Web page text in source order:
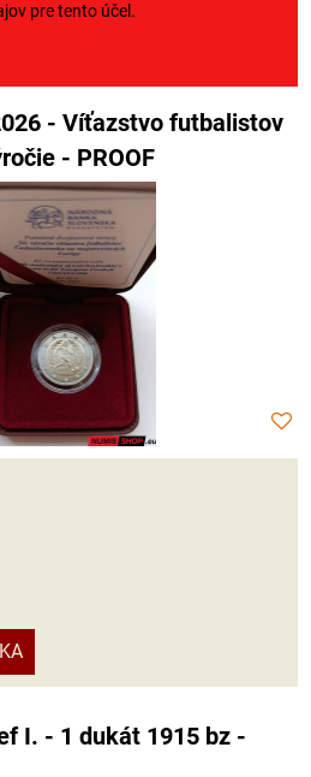
pre tento účel.
- Víťazstvo futbalistov
- PROOF
I. - 1 dukát 1915 bz -